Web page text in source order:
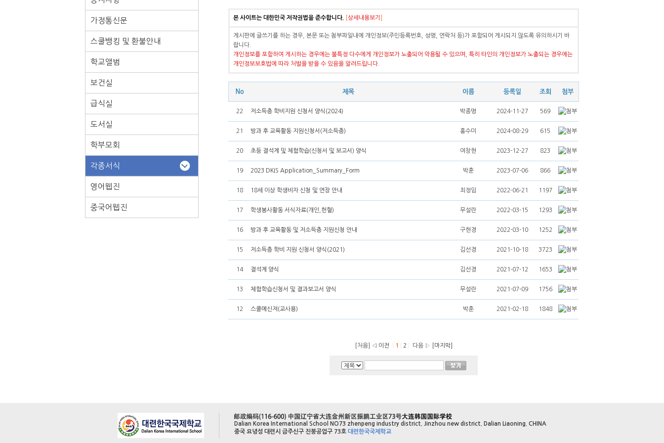
가정통신문
스쿨뱅킹 및 환불안내
학교앨범
보건실
급식실
도서실
학부모회
각종서식
영어웹진
중국어웹진
본 사이트는 대한민국 저작권법을 준수합니다. 상세내용보기
게시판에 글쓰기를 하는 경우, 본문 또는 첨부파일내에 개인정보(주민등록번호, 성명, 연락처 등)가 포함되어 게시되지 않도록 유의하시기 바
랍니다.
개인정보를 포함하여 게시하는 경우에는 불특정 다수에게 개인정보가 노출되어 악용될 수 있으며, 특히 타인의 개인정보가 노출되는 경우에는
개인정보보호법에 따라 처벌을 받을 수 있음을 알려드립니다.
No 제목 이름 등록일 조회 첨부
22 저소득층 학비지원 신청서 양식(2024) 박종명 2024-11-27 569
21 방과 후 교육활동 지원신청서(저소득층) 홍수미 2024-08-29 615
20 초등 결석계 및 체험학습(신청서 및 보고서) 양식 여창현 2023-12-27 823
19 2023 DKIS Application_Summary_Form 박훈 2023-07-06 866
18 18세 이상 학생비자 신청 및 연장 안내 최정임 2022-06-21 1197
17 학생봉사활동 서식자료(개인,헌혈) 무설란 2022-03-15 1293
16 방과 후 교육활동 및 저소득층 지원신청 안내 구현경 2022-03-10 1252
15 저소득층 학비 지원 신청서 양식(2021) 김선경 2021-10-18 3723
14 결석계 양식 김선경 2021-07-12 1653
13 체험학습신청서 및 결과보고서 양식 무설란 2021-07-09 1756
12 스쿨메신져(교사용) 박훈 2021-02-18 1848
[처음] ◁ 이전 1 2 다음 ▷ [마지막]
Dalian Korea International School NO73 zhenpeng industry district. Jinzhou new district. Dalian Liaoning. CHINA
중국 요녕성 대련시 금주신구 진붕공업구 73호 대련한국국제학교